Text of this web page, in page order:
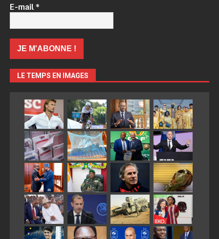
E-mail*
LE TEMPS EN IMAGES